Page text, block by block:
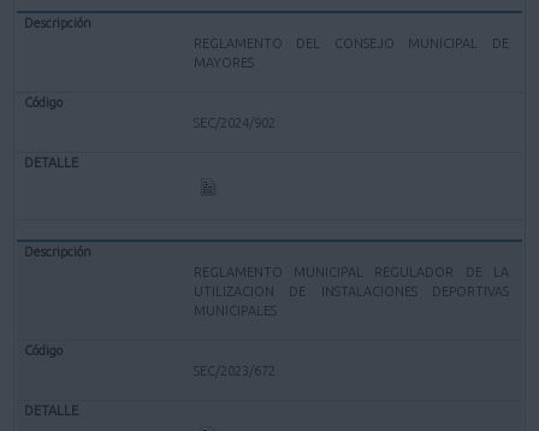
REGLAMENTO DEL CONSEJO MUNICIPAL DE
MAYORES
SEC/2024/902
REGLAMENTO MUNICIPAL REGULADOR DE LA
UTILIZACION DE INSTALACIONES DEPORTIVAS
MUNICIPALES
SEC/2023/672